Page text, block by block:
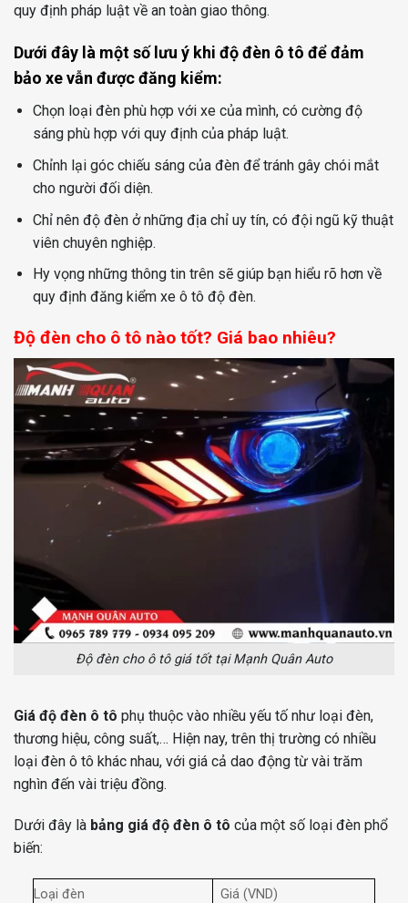
quy định pháp luật về an toàn giao thông.
Dưới đây là một số lưu ý khi độ đèn ô tô để đảm
bảo xe vẫn được đăng kiểm:
Chọn loại đèn phù hợp với xe của mình, có cường độ
sáng phù hợp với quy định của pháp luật.
Chỉnh lại góc chiếu sáng của đèn để tránh gây chói mắt
cho người đối diện.
Chỉ nên độ đèn ở những địa chỉ uy tín, có đội ngũ kỹ thuật
viên chuyên nghiệp.
Hy vọng những thông tin trên sẽ giúp bạn hiểu rõ hơn về
quy định đăng kiểm xe ô tô độ đèn.
Độ đèn cho ô tô nào tốt? Giá bao nhiêu?
Độ đèn cho ô tô giá tốt tại Mạnh Quân Auto
Giá độ đèn ô tô phụ thuộc vào nhiều yếu tố như loại đèn,
thương hiệu, công suất,… Hiện nay, trên thị trường có nhiều
loại đèn ô tô khác nhau, với giá cả dao động từ vài trăm
nghìn đến vài triệu đồng.
Dưới đây là bảng giá độ đèn ô tô của một số loại đèn phổ
biến:
Loại đèn Giá (VND)